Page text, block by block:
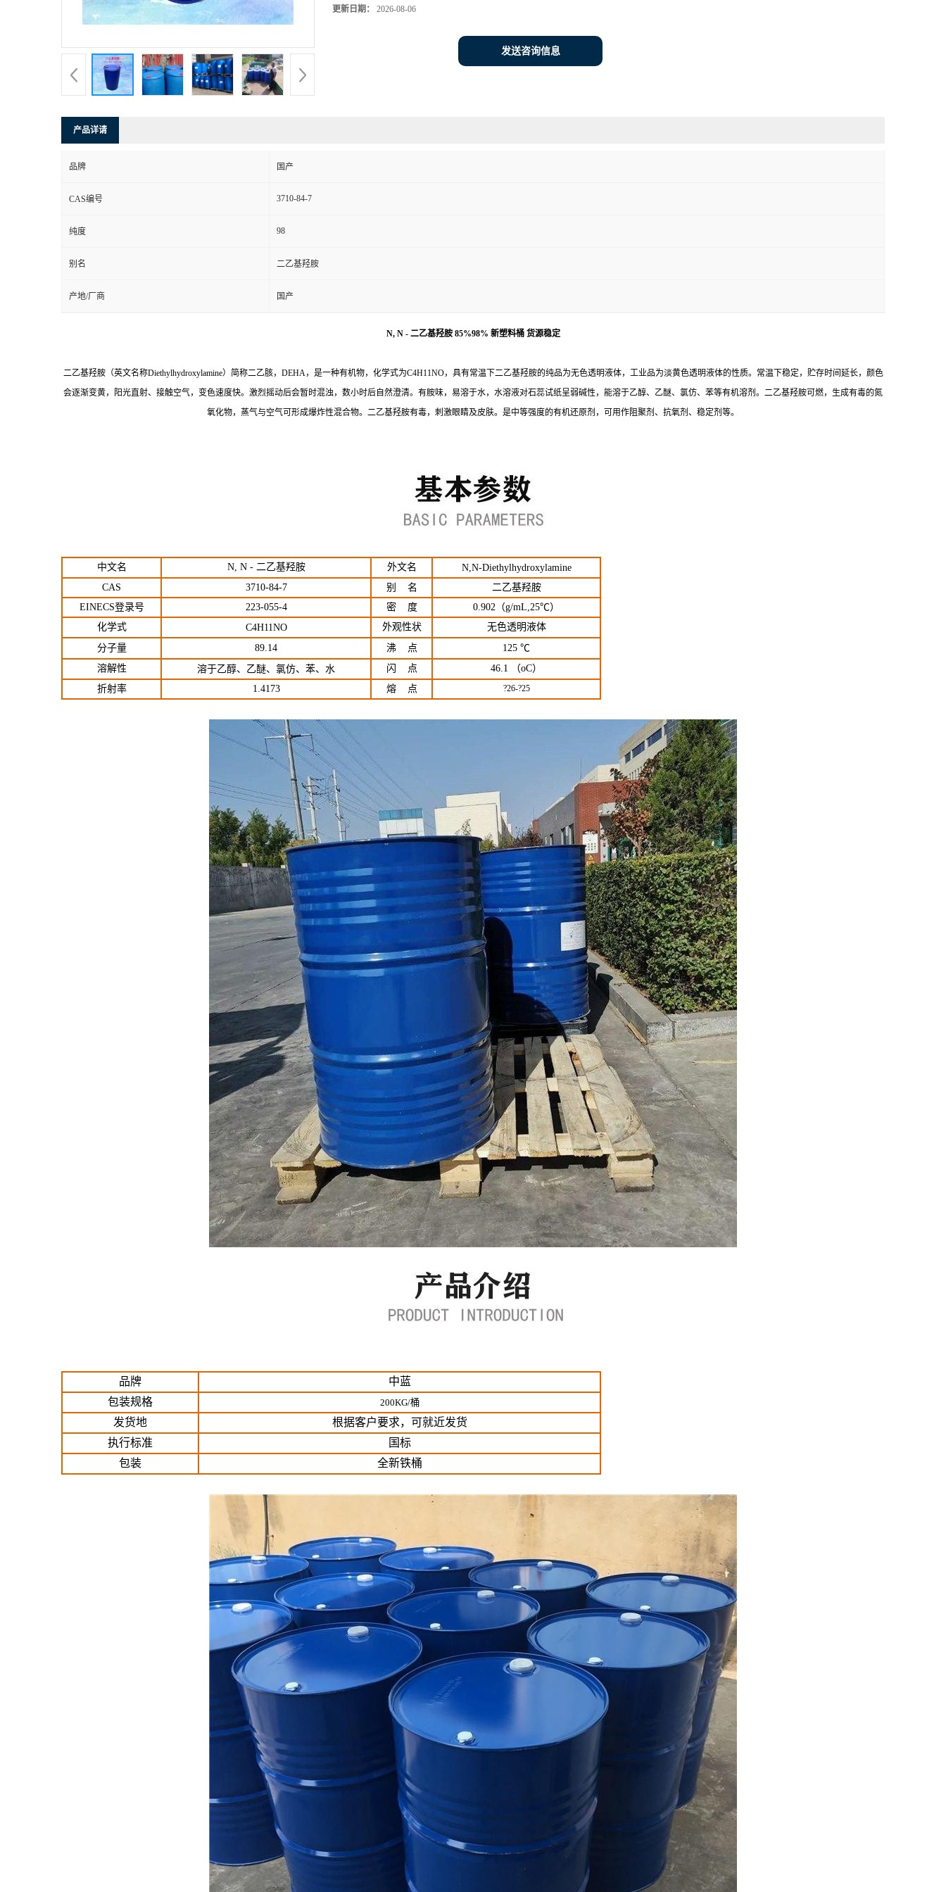
更新日期： 2026-08-06
发送咨询信息
产品详请
品牌 国产
CAS编号 3710-84-7
纯度 98
别名 二乙基羟胺
产地/厂商 国产
N, N - 二乙基羟胺 85%98% 新塑料桶 货源稳定
二乙基羟胺（英文名称Diethylhydroxylamine）简称二乙胲，DEHA，是一种有机物，化学式为C4H11NO，具有常温下二乙基羟胺的纯品为无色透明液体，工业品为淡黄色透明液体的性质。常温下稳定，贮存时间延长，颜色
会逐渐变黄，阳光直射、接触空气，变色速度快。激烈摇动后会暂时混浊，数小时后自然澄清。有胺味，易溶于水，水溶液对石蕊试纸呈弱碱性，能溶于乙醇、乙醚、氯仿、苯等有机溶剂。二乙基羟胺可燃，生成有毒的氮
氧化物，蒸气与空气可形成爆炸性混合物。二乙基羟胺有毒，刺激眼睛及皮肤。是中等强度的有机还原剂，可用作阻聚剂、抗氧剂、稳定剂等。
中文名 N, N - 二乙基羟胺 外文名
N,N-Diethylhydroxylamine
CAS
3710-84-7 别 名
二乙基羟胺
EINECS登录号
223-055-4 密 度
0.902（g/mL,25℃）
化学式
C4H11NO 外观性状
无色透明液体
分子量
89.14 沸 点
125 ℃
溶解性
溶于乙醇、乙醚、氯仿、苯、水 闪 点
46.1 （oC）
折射率
1.4173 熔 点 ?26-?25
品牌
中蓝
包装规格
200KG/桶
发货地
根据客户要求，可就近发货
执行标准
国标
包装
全新铁桶